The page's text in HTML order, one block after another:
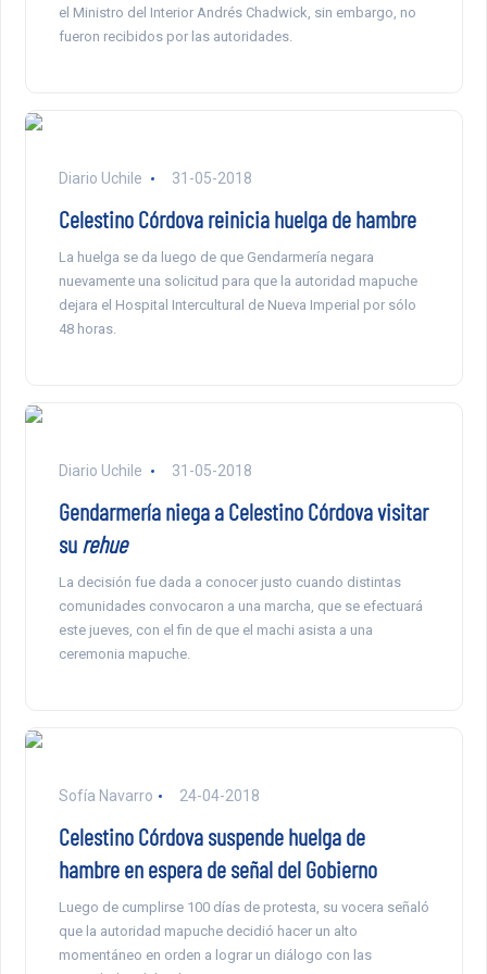
el Ministro del Interior Andrés Chadwick, sin embargo, no
fueron recibidos por las autoridades.
Diario Uchile 31-05-2018
Celestino Córdova reinicia huelga de hambre
La huelga se da luego de que Gendarmería negara
nuevamente una solicitud para que la autoridad mapuche
dejara el Hospital Intercultural de Nueva Imperial por sólo
48 horas.
Diario Uchile 31-05-2018
Gendarmería niega a Celestino Córdova visitar
su rehue
La decisión fue dada a conocer justo cuando distintas
comunidades convocaron a una marcha, que se efectuará
este jueves, con el fin de que el machi asista a una
ceremonia mapuche.
Sofía Navarro 24-04-2018
Celestino Córdova suspende huelga de
hambre en espera de señal del Gobierno
Luego de cumplirse 100 días de protesta, su vocera señaló
que la autoridad mapuche decidió hacer un alto
momentáneo en orden a lograr un diálogo con las